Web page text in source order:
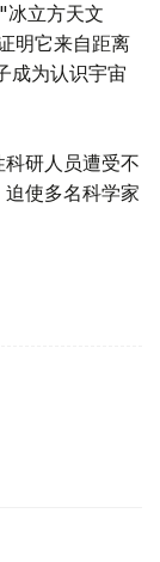
立方天文
明它来自距离
成为认识宇宙
研人员遭受不
使多名科学家